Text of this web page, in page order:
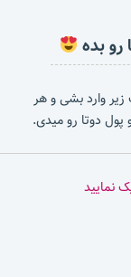
بده
زیر وارد بشی و هر
پول دوتا رو میدی.
نمایید